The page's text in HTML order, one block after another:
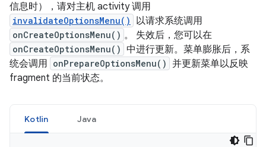
信息时），请对主机 activity 调用
invalidateOptionsMenu() 以请求系统调用
onCreateOptionsMenu() 。 失效后，您可以在
onCreateOptionsMenu() 中进行更新。菜单膨胀后，系
统会调用 onPrepareOptionsMenu() 并更新菜单以反映
fragment 的当前状态。
Kotlin Java